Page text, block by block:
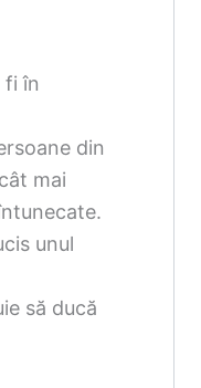
fi în
din
mai
unul
să ducă